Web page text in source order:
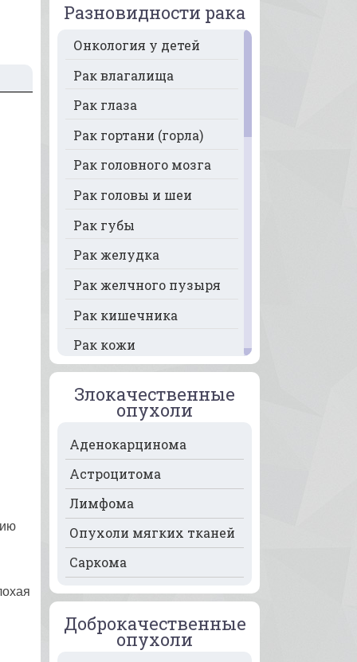
Разновидности рака
Онкология у детей
Рак влагалища
Рак глаза
Рак гортани (горла)
Рак головного мозга
Рак головы и шеи
Рак губы
Рак желудка
Рак желчного пузыря
Рак кишечника
Рак кожи
Рак кости
Рак крови
Рак лимфоузлов
Рак молочной железы
Рак мочевого пузыря
Рак носа
Рак пищевода
Рак поджелудочной
Злокачественные
опухоли
Аденокарцинома
Астроцитома
Лимфома
Опухоли мягких тканей
Саркома
Доброкачественные
опухоли